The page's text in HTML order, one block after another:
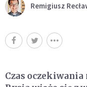
Remigiusz
Czas